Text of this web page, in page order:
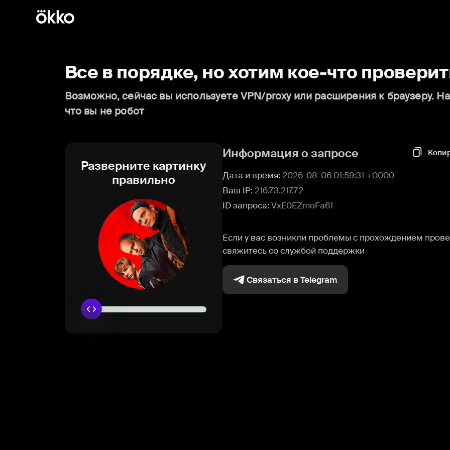
Все в порядке, но хотим кое-что
Возможно, сейчас вы используете VPN/proxy или расширения к браузеру.
что вы не робот
Разверните картинку
правильно
Информация о запросе
Дата и время: 2026-08-06 01:59:31 +0000
Ваш IP: 216.73.217.72
ID запроса: VxE0EZmoFa61
Если у вас возникли проблемы с прохождением
свяжитесь со службой поддержки
Связаться в Telegram